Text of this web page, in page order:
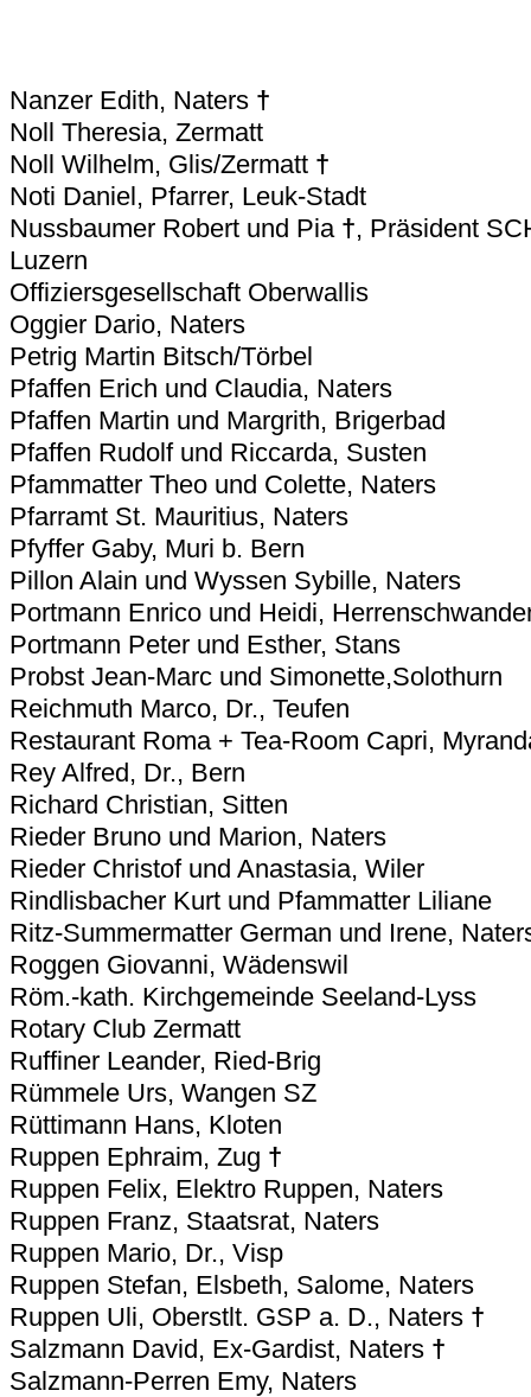
Nanzer Edith, Naters †
Noll Theresia, Zermatt
Noll Wilhelm, Glis/Zermatt †
Noti Daniel, Pfarrer, Leuk-Stadt
Nussbaumer Robert und Pia †, Präsident
Luzern
Offiziersgesellschaft Oberwallis
Oggier Dario, Naters
Petrig Martin Bitsch/Törbel
Pfaffen Erich und Claudia, Naters
Pfaffen Martin und Margrith, Brigerbad
Pfaffen Rudolf und Riccarda, Susten
Pfammatter Theo und Colette, Naters
Pfarramt St. Mauritius, Naters
Pfyffer Gaby, Muri b. Bern
Pillon Alain und Wyssen Sybille, Naters
Portmann Enrico und Heidi,
Portmann Peter und Esther, Stans
Probst Jean-Marc und Simonette,Solothurn
Reichmuth Marco, Dr., Teufen
Restaurant Roma + Tea-Room Capri,
Rey Alfred, Dr., Bern
Richard Christian, Sitten
Rieder Bruno und Marion, Naters
Rieder Christof und Anastasia, Wiler
Rindlisbacher Kurt und Pfammatter Liliane
Ritz-Summermatter German und Irene,
Roggen Giovanni, Wädenswil
Röm.-kath. Kirchgemeinde Seeland-Lyss
Rotary Club Zermatt
Ruffiner Leander, Ried-Brig
Rümmele Urs, Wangen SZ
Rüttimann Hans, Kloten
Ruppen Ephraim, Zug †
Ruppen Felix, Elektro Ruppen, Naters
Ruppen Franz, Staatsrat, Naters
Ruppen Mario, Dr., Visp
Ruppen Stefan, Elsbeth, Salome, Naters
Ruppen Uli, Oberstlt. GSP a. D., Naters †
Salzmann David, Ex-Gardist, Naters †
Salzmann-Perren Emy, Naters